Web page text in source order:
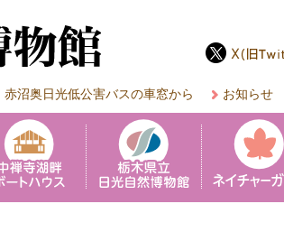
赤沼奥日光低公害バスの車窓から お知らせ